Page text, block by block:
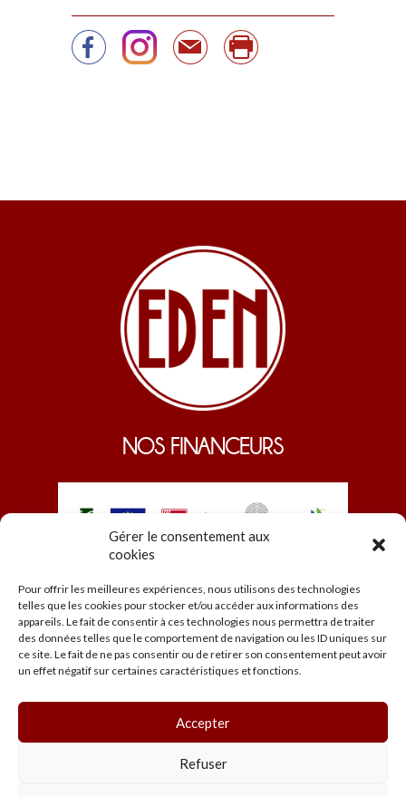
Gérer le consentement aux
cookies
Pour offrir les meilleures expériences, nous utilisons des technologies
telles que les cookies pour stocker et/ou accéder aux informations des
appareils. Le fait de consentir à ces technologies nous permettra de traiter
des données telles que le comportement de navigation ou les ID uniques sur
ce site. Le fait de ne pas consentir ou de retirer son consentement peut avoir
un effet négatif sur certaines caractéristiques et fonctions.
Accepter
Refuser
NOS FINANCEURS
© EDEN 2026
Accueil Programmation
Les salles
Infos pratiques